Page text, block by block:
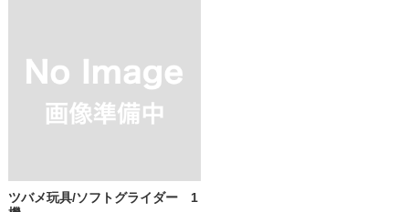
ツバメ玩具/ソフトグライダー 1